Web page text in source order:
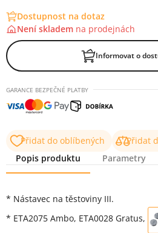
Dostupnost na dotaz
Není skladem na prodejnách
Informovat o
GARANCE BEZPEČNÉ PLATBY
Přidat do oblíbených
Přidat
Popis produktu
Parametry
* Nástavec na těstoviny III.
* ETA2075 Ambo, ETA0028 Gratus,